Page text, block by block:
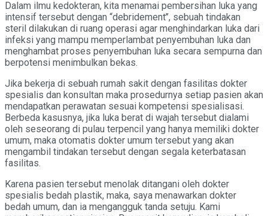
Dalam ilmu kedokteran, kita menamai pembersihan luka yang
intensif tersebut dengan “debridement’’, sebuah tindakan
steril dilakukan di ruang operasi agar menghindarkan luka dari
infeksi yang mampu memperlambat penyembuhan luka dan
menghambat proses penyembuhan luka secara sempurna dan
berpotensi menimbulkan bekas.
Jika bekerja di sebuah rumah sakit dengan fasilitas dokter
spesialis dan konsultan maka prosedurnya setiap pasien akan
mendapatkan perawatan sesuai kompetensi spesialisasi.
Berbeda kasusnya, jika luka berat di wajah tersebut dialami
oleh seseorang di pulau terpencil yang hanya memiliki dokter
umum, maka otomatis dokter umum tersebut yang akan
mengambil tindakan tersebut dengan segala keterbatasan
fasilitas.
Karena pasien tersebut menolak ditangani oleh dokter
spesialis bedah plastik, maka, saya menawarkan dokter
bedah umum, dan ia mengangguk tanda setuju. Kami